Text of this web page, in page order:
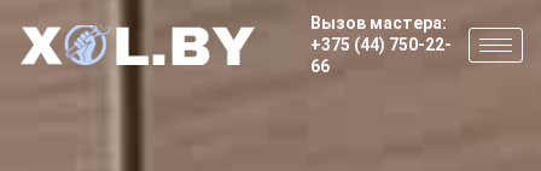
Вызов мастера:
+375 (44) 750-22-
66